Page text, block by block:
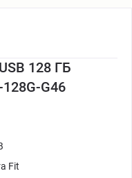
128 ГБ
G46
Fit